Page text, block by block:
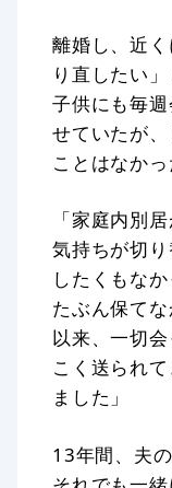
離婚し、近
り直したい
子供にも毎
せていたが
ことはなかっ
「家庭内別
気持ちが切
したくもな
たぶん保て
以来、一切
こく送られ
ました」
13年間、夫